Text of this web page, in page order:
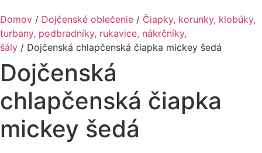
Domov / Dojčenské oblečenie / Čiapky, korunky, klobúky,
turbany, podbradníky, rukavice, nákrčníky,
šály / Dojčenská chlapčenská čiapka mickey šedá
Dojčenská
chlapčenská čiapka
mickey šedá